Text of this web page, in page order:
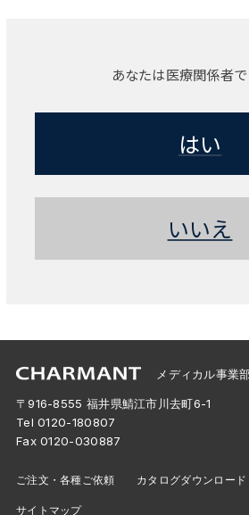
あなたは医療関係者
はい
いいえ
メディカル事業
〒916-8555 福井県鯖江市川去町6-1
Tel0120-180807
Fax 0120-030887
ご注文・各種ご依頼 カタログダウンロード
サイトマップ